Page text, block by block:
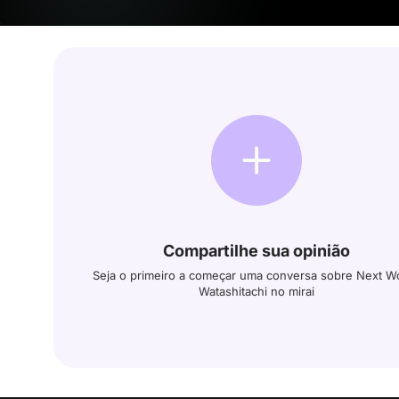
Compartilhe sua opinião
Seja o primeiro a começar uma conversa sobre Next
Watashitachi no mirai